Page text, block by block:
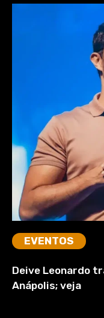
EVENTOS
Deive Leonardo
Anápolis; veja